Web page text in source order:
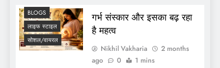
BLOGS
लाइफ स्टाइल
सोशल/वायरल
गर्भ संस्कार और इसका बढ़ रहा
है महत्व
Nikhil Vakharia
2 months
ago
0 1 mins